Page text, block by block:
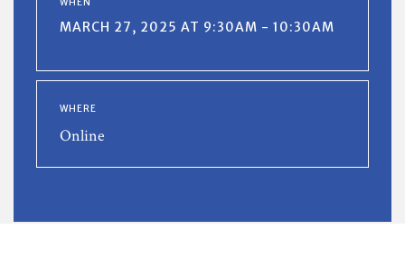
MARCH 27, 2025 AT 9:30AM - 10:30AM
WHERE
Online